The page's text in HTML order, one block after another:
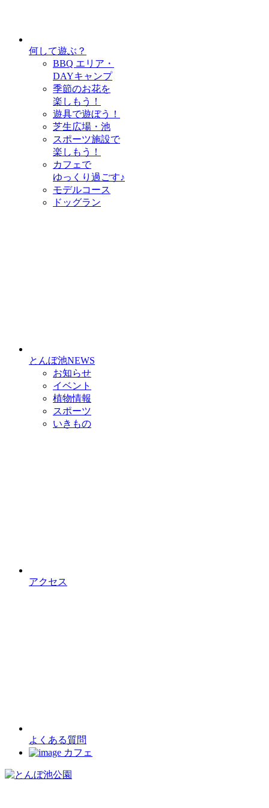
何して遊ぶ？
BBQ エリア・
DAYキャンプ
季節のお花を
楽しもう！
遊具で遊ぼう！
芝生広場・池
スポーツ施設で
楽しもう！
カフェで
ゆっくり過ごす♪
モデルコース
ドッグラン
とんぼ池NEWS
お知らせ
イベント
植物情報
スポーツ
いきもの
アクセス
よくある質問
カフェ